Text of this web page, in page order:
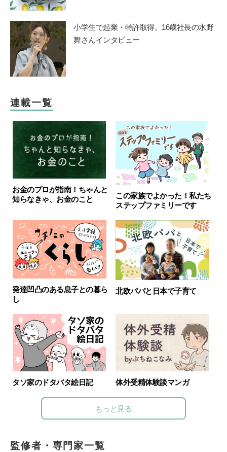
小学生で起業・特許取得。16歳社長の水野
舞さんインタビュー
連載一覧
お金のプロが指南！ちゃんと
知らなきゃ、お金のこと
この家族でよかった！私たち
ステップファミリーです
発達凹凸のある息子との暮ら
し
北欧パパと日本で子育て
タソ家のドタバタ絵日記 体外受精体験談マンガ
もっと見る
監修者・専門家一覧